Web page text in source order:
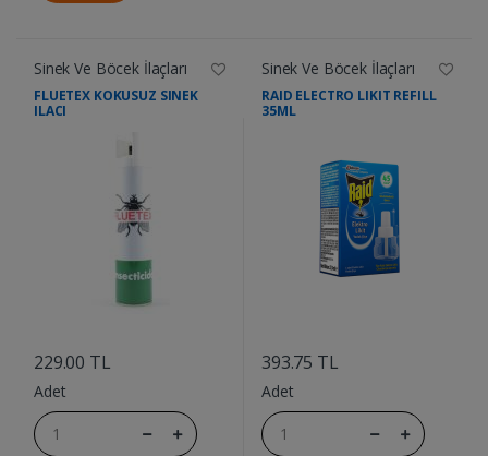
Sinek Ve Böcek İlaçları
FLUETEX KOKUSUZ SINEK
ILACI
229.00 TL
Adet
Sinek Ve Böcek İlaçları
RAID ELECTRO LIKIT REFILL
35ML
393.75 TL
Adet